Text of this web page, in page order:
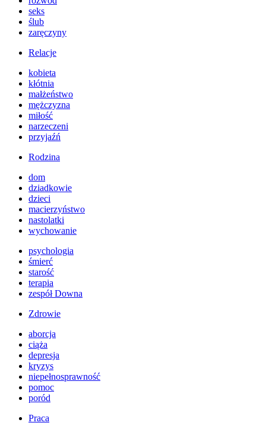
seks
ślub
zaręczyny
Relacje
kobieta
kłótnia
małżeństwo
mężczyzna
miłość
narzeczeni
przyjaźń
Rodzina
dom
dziadkowie
dzieci
macierzyństwo
nastolatki
wychowanie
psychologia
śmierć
starość
terapia
zespół Downa
Zdrowie
aborcja
ciąża
depresja
kryzys
niepełnosprawność
pomoc
poród
Praca